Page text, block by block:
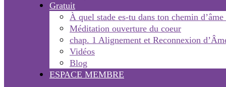
Gratuit
À quel stade es-tu dans ton chemin d’âme
Méditation ouverture du coeur
chap. 1 Alignement et Reconnexion
Vidéos
Blog
ESPACE MEMBRE